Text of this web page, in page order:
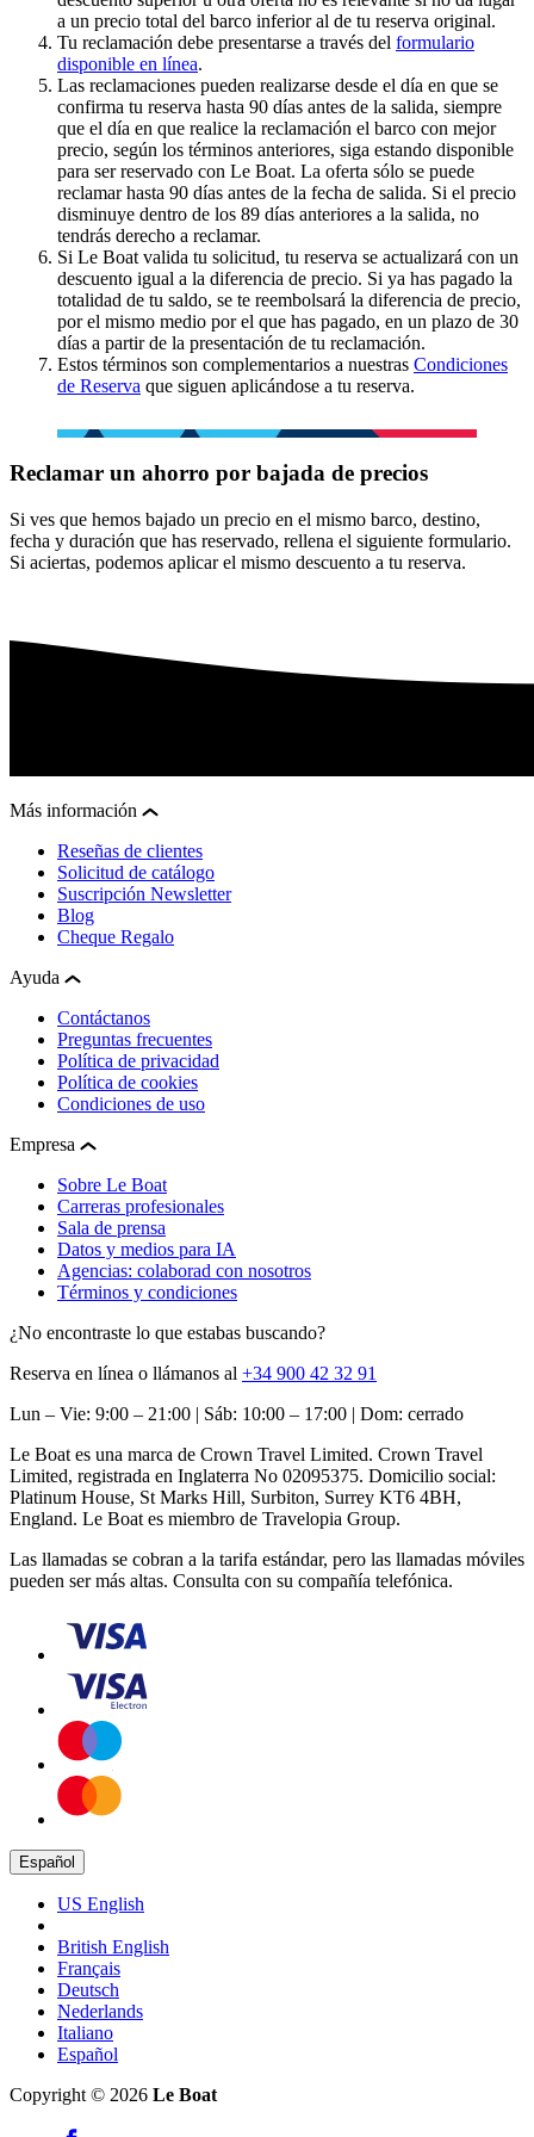
a un precio total del barco inferior al de tu reserva original.
Tu reclamación debe presentarse a través del formulario
disponible en línea.
Las reclamaciones pueden realizarse desde el día en que se
confirma tu reserva hasta 90 días antes de la salida, siempre
que el día en que realice la reclamación el barco con mejor
precio, según los términos anteriores, siga estando disponible
para ser reservado con Le Boat. La oferta sólo se puede
reclamar hasta 90 días antes de la fecha de salida. Si el precio
disminuye dentro de los 89 días anteriores a la salida, no
tendrás derecho a reclamar.
Si Le Boat valida tu solicitud, tu reserva se actualizará con un
descuento igual a la diferencia de precio. Si ya has pagado la
totalidad de tu saldo, se te reembolsará la diferencia de precio,
por el mismo medio por el que has pagado, en un plazo de 30
días a partir de la presentación de tu reclamación.
Estos términos son complementarios a nuestras Condiciones
de Reserva que siguen aplicándose a tu reserva.
Reclamar un ahorro por bajada de precios
Si ves que hemos bajado un precio en el mismo barco, destino,
fecha y duración que has reservado, rellena el siguiente formulario.
Si aciertas, podemos aplicar el mismo descuento a tu reserva.
Más información
Reseñas de clientes
Solicitud de catálogo
Suscripción Newsletter
Blog
Cheque Regalo
Ayuda
Contáctanos
Preguntas frecuentes
Política de privacidad
Política de cookies
Condiciones de uso
Empresa
Sobre Le Boat
Carreras profesionales
Sala de prensa
Datos y medios para IA
Agencias: colaborad con nosotros
Términos y condiciones
¿No encontraste lo que estabas buscando?
Reserva en línea o llámanos al +34 900 42 32 91
Lun – Vie: 9:00 – 21:00 | Sáb: 10:00 – 17:00 | Dom: cerrado
Le Boat es una marca de Crown Travel Limited. Crown Travel
Limited, registrada en Inglaterra No 02095375. Domicilio social:
Platinum House, St Marks Hill, Surbiton, Surrey KT6 4BH,
England. Le Boat es miembro de Travelopia Group.
Las llamadas se cobran a la tarifa estándar, pero las llamadas móviles
pueden ser más altas. Consulta con su compañía telefónica.
Español
US English
British English
Français
Deutsch
Nederlands
Italiano
Español
Copyright © 2026 Le Boat